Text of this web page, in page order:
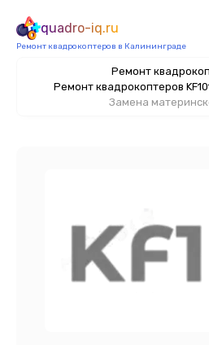
quadro-iq.ru
Ремонт квадрокоптеров в Калининграде
Ремонт
Ремонт квадрокоптеров
Замена